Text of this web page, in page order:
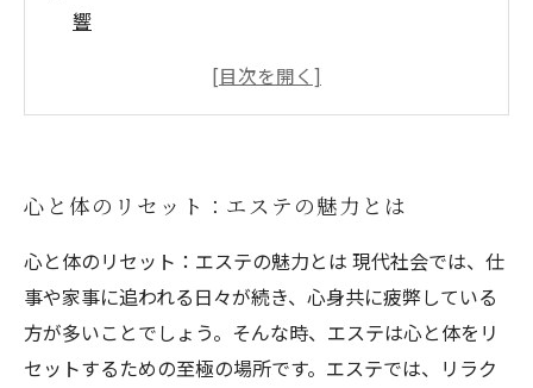
響
エステメニューの紹介：あなたにぴったりの選
法
心と体のリセット：エステの魅力とは
心と体のリセット：エステの魅力とは 現代社会では、仕
事や家事に追われる日々が続き、心身共に疲弊している
方が多いことでしょう。そんな時、エステは心と体をリ
セットするための至極の場所です。エステでは、リラク